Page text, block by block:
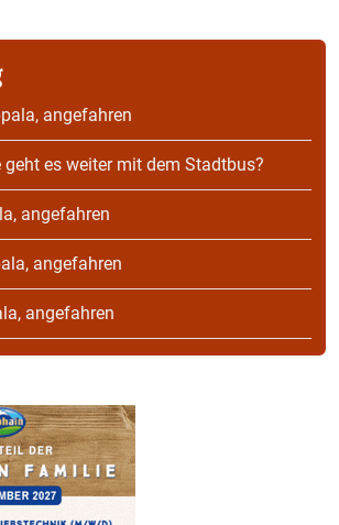
angefahren
geht es weiter mit dem Stadtbus?
angefahren
angefahren
angefahren